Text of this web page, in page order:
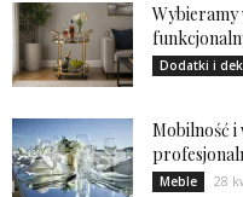
Wybieramy
Dodatki i
Mobilność
Meble 28